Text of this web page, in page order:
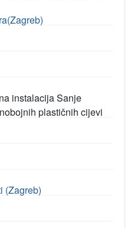
instalacija Sanje
plastičnih cijevi
(Zagreb)